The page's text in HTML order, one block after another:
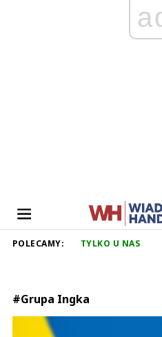
POLECAMY: TYLKO U NAS
#Grupa Ingka